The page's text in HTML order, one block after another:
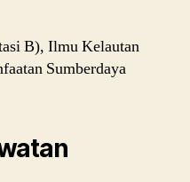
B), Ilmu Kelautan
Sumberdaya